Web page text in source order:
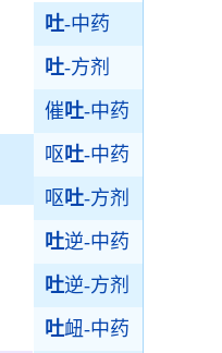
吐-中药
吐-方剂
催吐-中药
呕吐-中药
呕吐-方剂
吐逆-中药
吐逆-方剂
吐衄-中药